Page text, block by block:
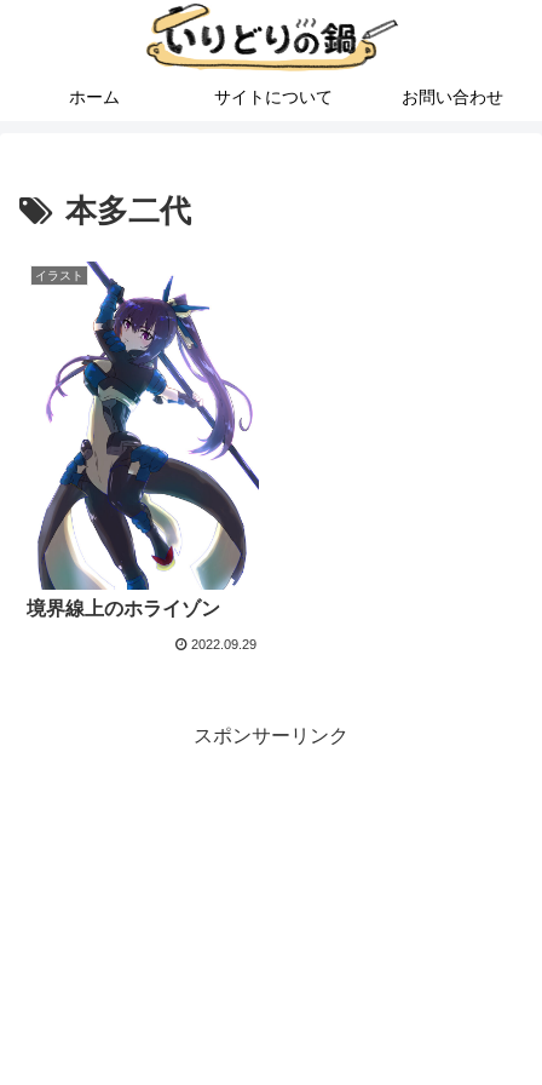
ホーム サイトについて お問い合わせ
本多二代
イラスト
境界線上のホライゾン
2022.09.29
スポンサーリンク